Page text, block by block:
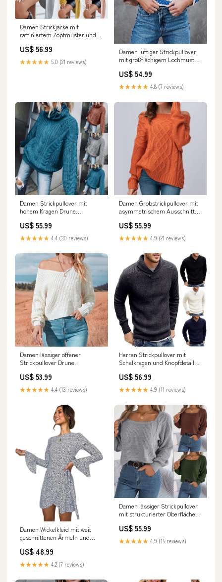
Damen Strickjacke mit
raffiniertem Zopfmuster und
exportieren
US$ 56.99
★★★★★ 5.0 (21 reviews)
Damen luftiger Strickpullover
mit großflächigem Lochmuster
Größe:M
US$ 54.99
★★★★★ 4.8 (7 reviews)
Damen Strickpullover mit
hohem Kragen Drune
US$ 55.99
★★★★★ 4.4 (30 reviews)
Damen Grobstrickpullover mit
asymmetrischem Ausschnitt
Farbe:Creme
US$ 55.99
★★★★★ 4.9 (21 reviews)
Damen lässiger offener
Strickpullover Drune
US$ 53.99
★★★★★ 4.4 (13 reviews)
Herren Strickpullover mit
Schalkragen und Knopfdetail
US$ 56.99
★★★★★ 4.9 (11 reviews)
Damen Wickelkleid mit weit
geschnittenen Ärmeln und
set
US$ 48.99
★★★★★ 4.2 (7 reviews)
Damen lässiger Strickpullover
mit strukturierter Oberfläche
Drune sexy-dresses-ai
US$ 55.99
★★★★★ 4.9 (15 reviews)